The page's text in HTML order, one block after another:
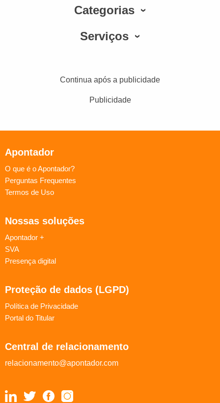
Categorias
Serviços
Continua após a publicidade
Publicidade
Apontador
O que é o Apontador?
Perguntas Frequentes
Termos de Uso
Nossas soluções
Apontador +
SVA
Presença digital
Proteção de dados (LGPD)
Política de Privacidade
Portal do Titular
Central de relacionamento
relacionamento@apontador.com